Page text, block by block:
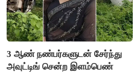
3 ஆண் நண்பர்களுடன் சேர்ந்து
அவுட்டிங் சென்ற இளம்பெண்